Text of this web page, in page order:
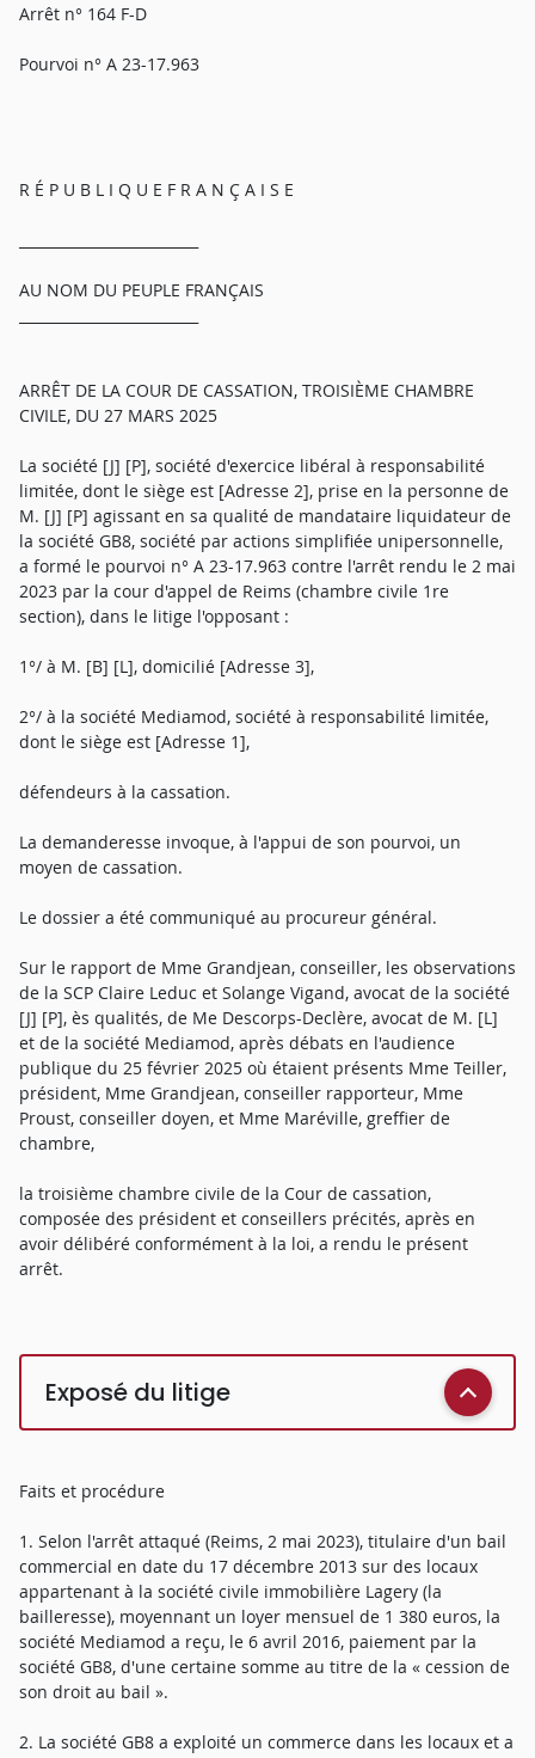
Arrêt n° 164 F-D
Pourvoi n° A 23-17.963
R É P U B L I Q U E F R A N Ç A I S E
AU NOM DU PEUPLE FRANÇAIS
ARRÊT DE LA COUR DE CASSATION, TROISIÈME CHAMBRE
CIVILE, DU 27 MARS 2025
La société [J] [P], société d'exercice libéral à responsabilité
limitée, dont le siège est [Adresse 2], prise en la personne de
M. [J] [P] agissant en sa qualité de mandataire liquidateur de
la société GB8, société par actions simplifiée unipersonnelle,
a formé le pourvoi n° A 23-17.963 contre l'arrêt rendu le 2 mai
2023 par la cour d'appel de Reims (chambre civile 1re
section), dans le litige l'opposant :
1°/ à M. [B] [L], domicilié [Adresse 3],
2°/ à la société Mediamod, société à responsabilité limitée,
dont le siège est [Adresse 1],
défendeurs à la cassation.
La demanderesse invoque, à l'appui de son pourvoi, un
moyen de cassation.
Le dossier a été communiqué au procureur général.
Sur le rapport de Mme Grandjean, conseiller, les observations
de la SCP Claire Leduc et Solange Vigand, avocat de la société
[J] [P], ès qualités, de Me Descorps-Declère, avocat de M. [L]
et de la société Mediamod, après débats en l'audience
publique du 25 février 2025 où étaient présents Mme Teiller,
président, Mme Grandjean, conseiller rapporteur, Mme
Proust, conseiller doyen, et Mme Maréville, greffier de
chambre,
la troisième chambre civile de la Cour de cassation,
composée des président et conseillers précités, après en
avoir délibéré conformément à la loi, a rendu le présent
arrêt.
Exposé du litige
Faits et procédure
1. Selon l'arrêt attaqué (Reims, 2 mai 2023), titulaire d'un bail
commercial en date du 17 décembre 2013 sur des locaux
appartenant à la société civile immobilière Lagery (la
bailleresse), moyennant un loyer mensuel de 1 380 euros, la
société Mediamod a reçu, le 6 avril 2016, paiement par la
société GB8, d'une certaine somme au titre de la « cession de
son droit au bail ».
2. La société GB8 a exploité un commerce dans les locaux et a